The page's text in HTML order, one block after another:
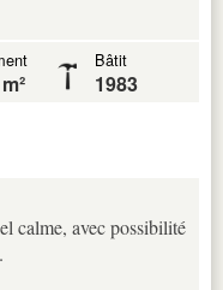
Bâtit
1983
calme, avec possibilité